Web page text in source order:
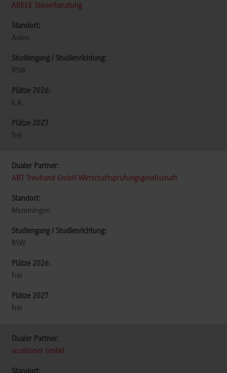
ABELE Steuerberatung
Aalen
RSW
k.A.
frei
ABT Treuhand GmbH Wirtschaftsprüfungsgesellschaft
Memmingen
RSW
frei
frei
accellonet GmbH